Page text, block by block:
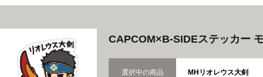
CAPCOM×B-SIDEステッカー
選択中の商品 MHリオレウス大剣